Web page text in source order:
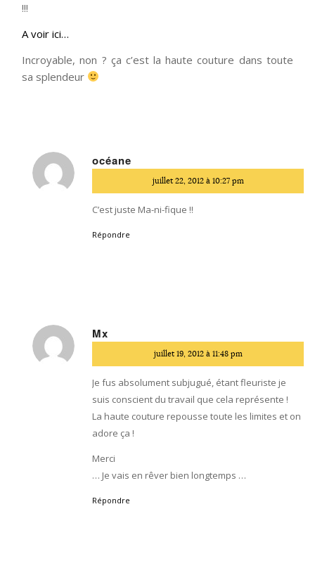
!!!
A voir ici…
Incroyable, non ? ça c’est la haute couture dans toute
sa splendeur
océane
juillet 22, 2012 à 10:27 pm
C’est juste Ma-ni-fique !!
Répondre
Mx
juillet 19, 2012 à 11:48 pm
Je fus absolument subjugué, étant fleuriste je
suis conscient du travail que cela représente !
La haute couture repousse toute les limites et on
adore ça !
Merci
… Je vais en rêver bien longtemps …
Répondre